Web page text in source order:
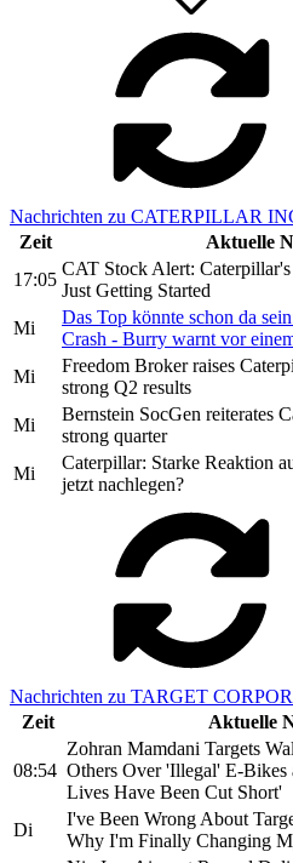
Nachrichten zu CATERPILLAR
Zeit
Aktuelle
17:05
CAT Stock Alert:
Just Getting Started
Mi
Das Top könnte schon da
Crash - Burry warnt vor
Mi
Freedom Broker raises
strong Q2 results
Mi
Bernstein SocGen reiterates
strong quarter
Mi
Caterpillar: Starke Reaktion
jetzt nachlegen?
Nachrichten zu TARGET
Zeit
Aktuelle
08:54
Zohran Mamdani Targets
Others Over 'Illegal' E-Bikes
Lives Have Been Cut Short'
Di
I've Been Wrong About
Why I'm Finally Changing